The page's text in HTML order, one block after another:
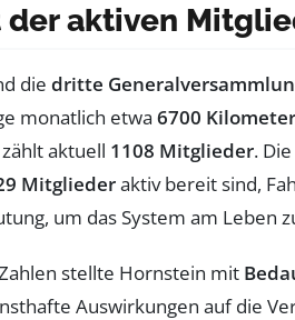
der aktiven
die dritte
monatlich etwa 6700 Kilometer
aktuell 1108 Mitglieder.
Mitgliederaktiv bereit sind,
um das System am Leben
stellte Hornstein mit
Auswirkungen auf die